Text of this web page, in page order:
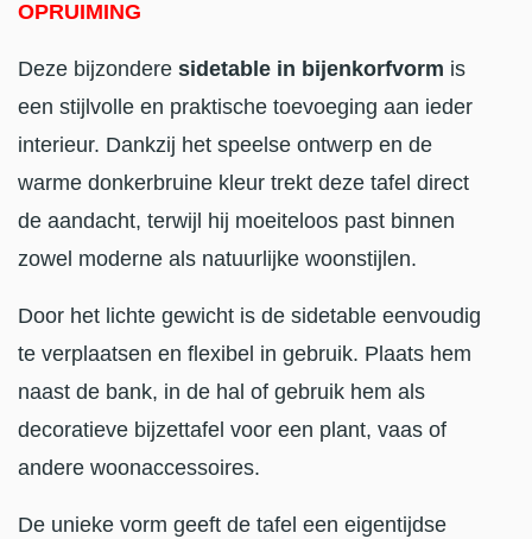
OPRUIMING
Deze bijzondere sidetable in bijenkorfvorm is
een stijlvolle en praktische toevoeging aan ieder
interieur. Dankzij het speelse ontwerp en de
warme donkerbruine kleur trekt deze tafel direct
de aandacht, terwijl hij moeiteloos past binnen
zowel moderne als natuurlijke woonstijlen.
Door het lichte gewicht is de sidetable eenvoudig
te verplaatsen en flexibel in gebruik. Plaats hem
naast de bank, in de hal of gebruik hem als
decoratieve bijzettafel voor een plant, vaas of
andere woonaccessoires.
De unieke vorm geeft de tafel een eigentijdse